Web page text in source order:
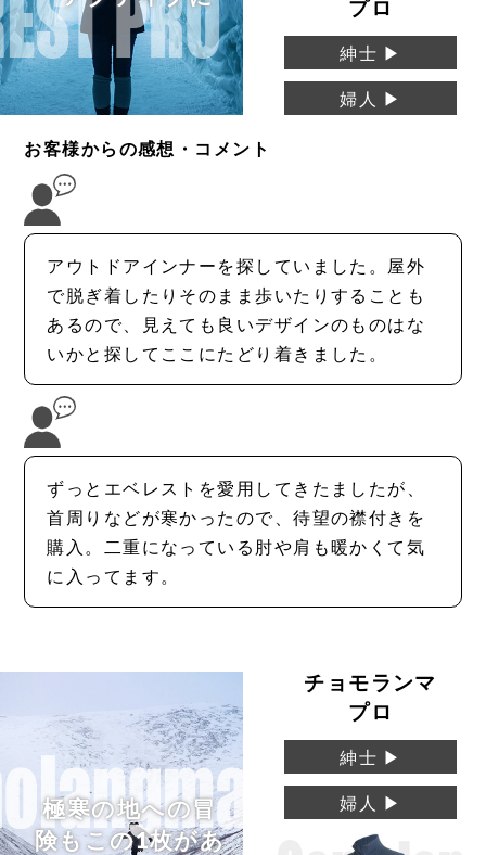
プロ
紳士 ▶
婦人 ▶
お客様からの感想・コメント
アウトドアインナーを探していました。屋外
で脱ぎ着したりそのまま歩いたりすることも
あるので、見えても良いデザインのものはな
いかと探してここにたどり着きました。
ずっとエベレストを愛用してきたましたが、
首周りなどが寒かったので、待望の襟付きを
購入。二重になっている肘や肩も暖かくて気
に入ってます。
極寒の地への冒
険もこの1枚があ
チョモランマ
プロ
紳士 ▶
婦人 ▶